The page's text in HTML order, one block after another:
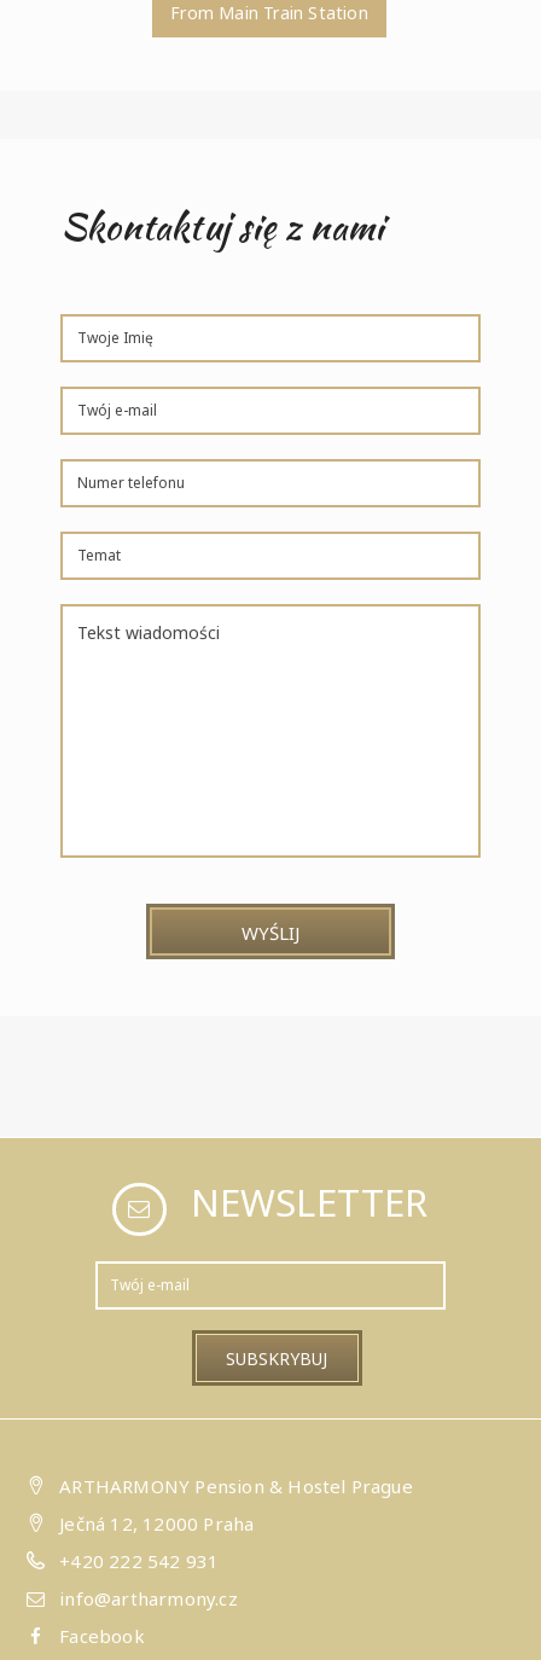
From Main Train Station
Skontaktuj się z nami
WYŚLIJ
NEWSLETTER
ARTHARMONY Pension & Hostel Prague
Ječná 12, 12000 Praha
+420 222 542 931
info@artharmony.cz
Facebook